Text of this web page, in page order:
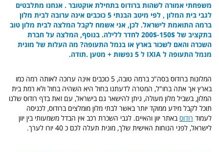
משפחתי אמורה לשהות ברודוס בתחילת אוקטובר . אנחנו מתלבטים
לגבי בית המלון , לפי מיטב הבנתי 5 כוכבים אינה ערובה לבית מלון
ברמה התואמת לישראל. לכן, אני אשמח לקבל המלצה לבית מלון טוב
בתקציב של 150$-200$ לחדר ללילה. בנוסף, המלצה על חברת
השכרה והאם לשכור בארץ או בנמל התעופה? מה העלות של מונית
מנמל התעופה ל IXIA ל 5 נפשות + מטען .תודה.
המלונות ברודוס בסה"כ ברמה טובה, 5 כוכבים אינה ערוכה לאותה רמה כמו
בארץ אך אתה בחו"ל, המטרה לדעתנו בחול היא השהיה בחול ולא רמת בית
המלון, בשביל מלון מעולה, ניתן להישאר גם בישראל, עם זאת בדף רודוס שלנו
תוכל לקבל מידע ממוקד יותר באשר לבתי מלון מומלצים ברודוס, לכניסה
לעמוד רודוסבאתר יוון והאיים. לגבי השכרת רכב אין הבדל משמעותי בין יוון
לישראל, לפני הנוחות האישית שלך, מונית תעלה לכם כ 40 יורו לערך.